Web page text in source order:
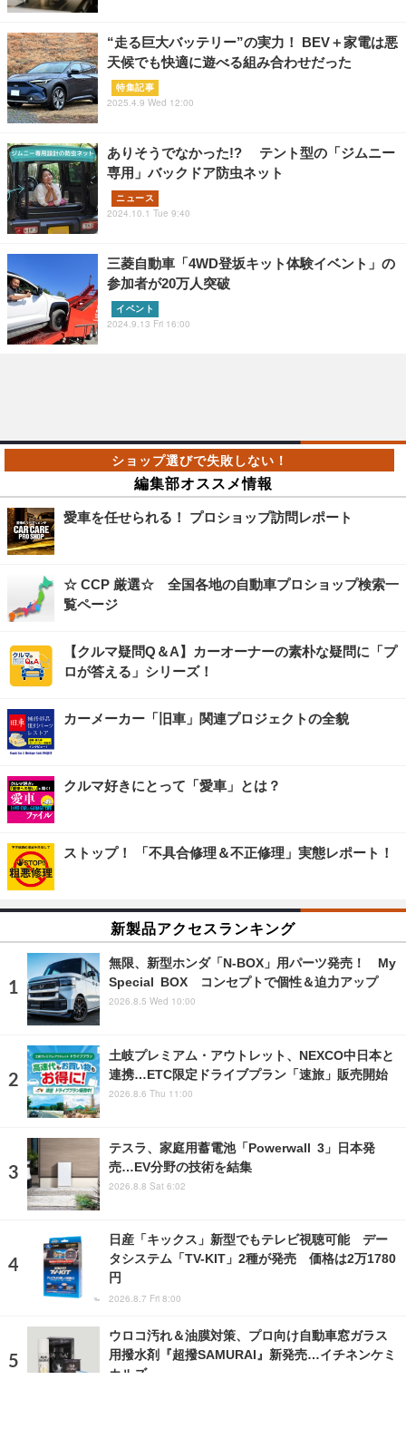
“走る巨大バッテリー”の実力！ BEV＋家電は悪
天候でも快適に遊べる組み合わせだった
特集記事
2025.4.9 Wed 12:00
ありそうでなかった!? テント型の「ジムニー
専用」バックドア防虫ネット
ニュース
2024.10.1 Tue 9:40
三菱自動車「4WD登坂キット体験イベント」の
参加者が20万人突破
イベント
2024.9.13 Fri 16:00
編集部オススメ情報
愛車を任せられる！ プロショップ訪問レポート
☆ CCP 厳選☆ 全国各地の自動車プロショップ検索一
覧ページ
【クルマ疑問Q＆A】カーオーナーの素朴な疑問に「プ
ロが答える」シリーズ！
カーメーカー「旧車」関連プロジェクトの全貌
クルマ好きにとって「愛車」とは？
ストップ！ 「不具合修理＆不正修理」実態レポート！
新製品アクセスランキング
無限、新型ホンダ「N-BOX」用パーツ発売！ My
Special BOX コンセプトで個性＆迫力アップ
2026.8.5 Wed 10:00
土岐プレミアム・アウトレット、NEXCO中日本と
連携…ETC限定ドライブプラン「速旅」販売開始
2026.8.6 Thu 11:00
テスラ、家庭用蓄電池「Powerwall 3」日本発
売…EV分野の技術を結集
2026.8.8 Sat 6:02
日産「キックス」新型でもテレビ視聴可能 デー
タシステム「TV-KIT」2種が発売 価格は2万1780
円
2026.8.7 Fri 8:00
ウロコ汚れ＆油膜対策、プロ向け自動車窓ガラス
用撥水剤『超撥SAMURAI』新発売…イチネンケミ
カルズ